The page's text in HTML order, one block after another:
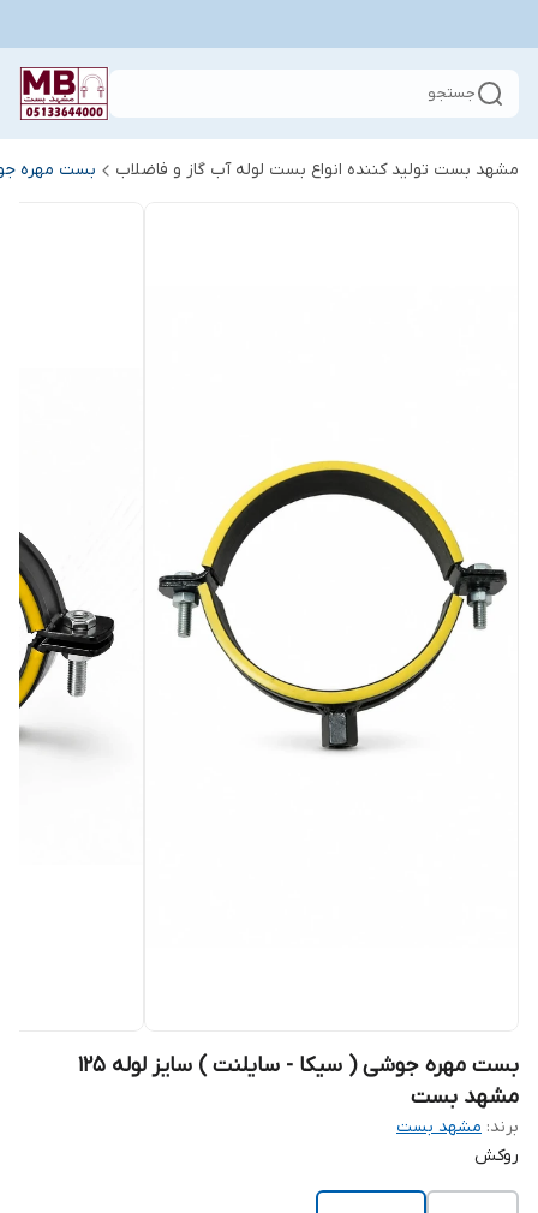
جستجو
مشهد بست تولید کننده انواع بست لوله آب گاز و فاضلاب بست مهره
بست مهره جوشی ( سیکا - سایلنت ) سایز لوله 125
مشهد بست
برند: مشهد بست
روکش